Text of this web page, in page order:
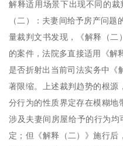
解释适用场景下出现不同的
（二）：夫妻间给予房产问
量裁判文书发现，《解释（二
的案件，法院多直接适用《解
是否折射出当前司法实务中《
著限缩。上述裁判趋势的根源
分行为的性质界定存在模糊地
涉及夫妻间房屋给予的行为
定；但《解释（二）》施行后